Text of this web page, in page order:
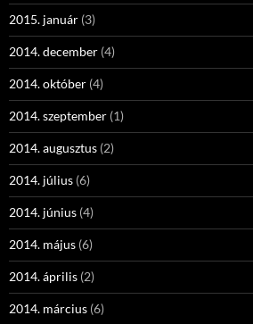
2015. január (3)
2014. december (4)
2014. október (4)
2014. szeptember (1)
2014. augusztus (2)
2014. július (6)
2014. június (4)
2014. május (6)
2014. április (2)
2014. március (6)